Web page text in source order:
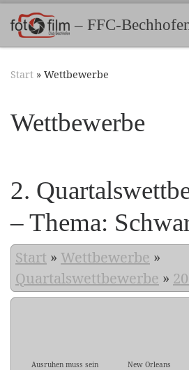
Zum Inhalt springen
– FFC-
Start » Wettbewerbe
Wettbewerbe
2.
– Thema:
Start » Wettbewerbe »
Quartalswettbewerbe »
Ausruhen muss sein
New Orleans